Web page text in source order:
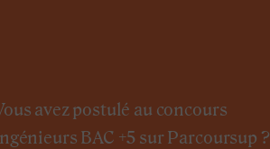
avez postulé au concours
BAC +5 sur Parcoursup ?